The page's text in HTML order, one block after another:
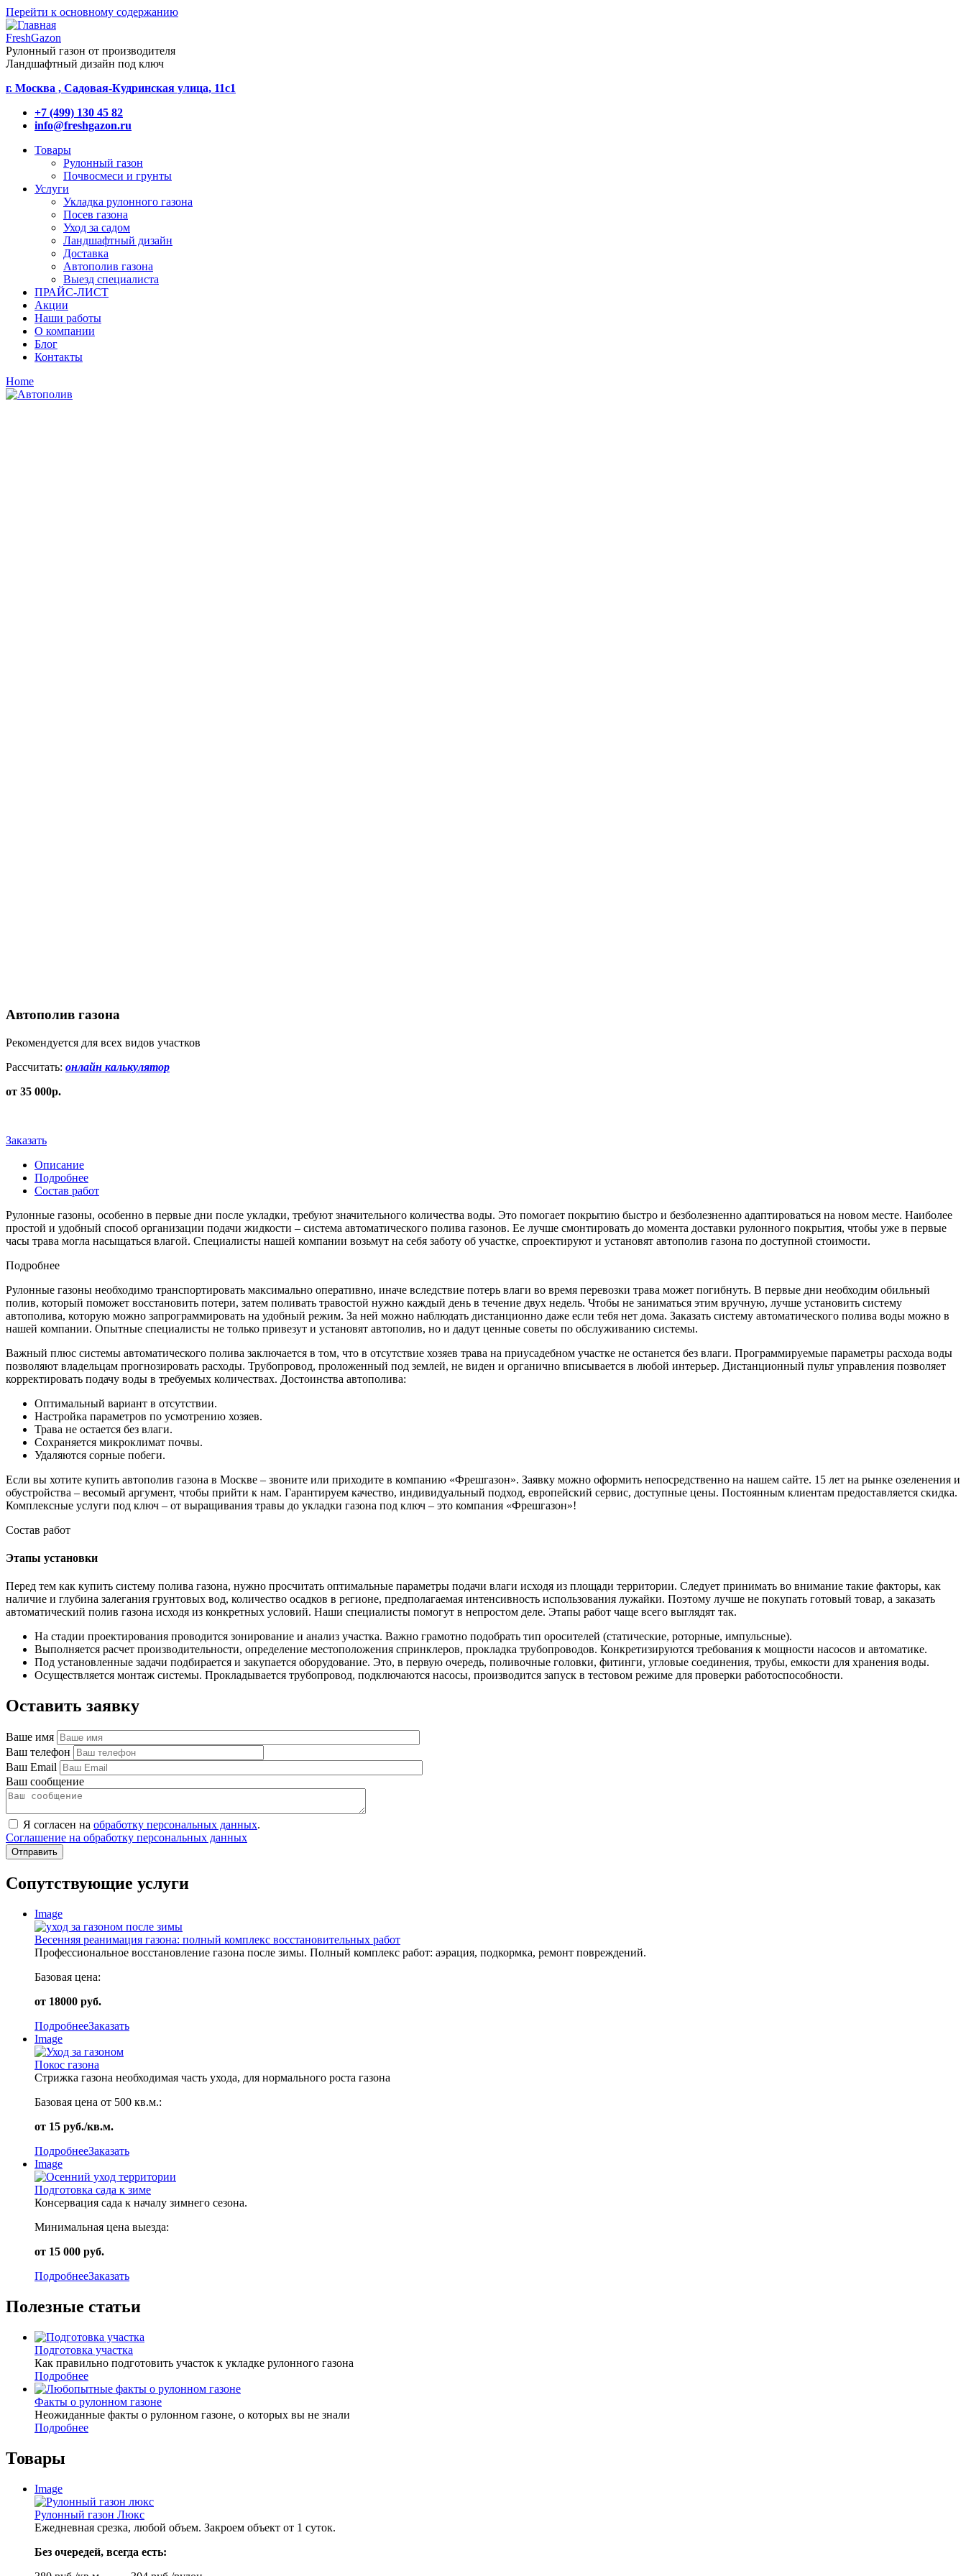
Перейти к основному содержанию
FreshGazon
Рулонный газон от производителя
Ландшафтный дизайн под ключ
г. Москва , Садовая-Кудринская улица, 11с1
+7 (499) 130 45 82
info@freshgazon.ru
Товары
Рулонный газон
Почвосмеси и грунты
Услуги
Укладка рулонного газона
Посев газона
Уход за садом
Ландшафтный дизайн
Доставка
Автополив газона
Выезд специалиста
ПРАЙС-ЛИСТ
Акции
Наши работы
О компании
Блог
Контакты
Home
Автополив газона
Рекомендуется для всех видов участков
Рассчитать: онлайн калькулятор
от 35 000р.
Заказать
Описание
Подробнее
Состав работ
Рулонные газоны, особенно в первые дни после укладки, требуют значительного количества воды. Это помогает покрытию быстро и безболезненно адаптироваться на новом месте. Наиболее
простой и удобный способ организации подачи жидкости – система автоматического полива газонов. Ее лучше смонтировать до момента доставки рулонного покрытия, чтобы уже в первые
часы трава могла насыщаться влагой. Специалисты нашей компании возьмут на себя заботу об участке, спроектируют и установят автополив газона по доступной стоимости.
Подробнее
Рулонные газоны необходимо транспортировать максимально оперативно, иначе вследствие потерь влаги во время перевозки трава может погибнуть. В первые дни необходим обильный
полив, который поможет восстановить потери, затем поливать травостой нужно каждый день в течение двух недель. Чтобы не заниматься этим вручную, лучше установить систему
автополива, которую можно запрограммировать на удобный режим. За ней можно наблюдать дистанционно даже если тебя нет дома. Заказать систему автоматического полива воды можно в
нашей компании. Опытные специалисты не только привезут и установят автополив, но и дадут ценные советы по обслуживанию системы.
Важный плюс системы автоматического полива заключается в том, что в отсутствие хозяев трава на приусадебном участке не останется без влаги. Программируемые параметры расхода воды
позволяют владельцам прогнозировать расходы. Трубопровод, проложенный под землей, не виден и органично вписывается в любой интерьер. Дистанционный пульт управления позволяет
корректировать подачу воды в требуемых количествах. Достоинства автополива:
Оптимальный вариант в отсутствии.
Настройка параметров по усмотрению хозяев.
Трава не остается без влаги.
Сохраняется микроклимат почвы.
Удаляются сорные побеги.
Если вы хотите купить автополив газона в Москве – звоните или приходите в компанию «Фрешгазон». Заявку можно оформить непосредственно на нашем сайте. 15 лет на рынке озеленения и
обустройства – весомый аргумент, чтобы прийти к нам. Гарантируем качество, индивидуальный подход, европейский сервис, доступные цены. Постоянным клиентам предоставляется скидка.
Комплексные услуги под ключ – от выращивания травы до укладки газона под ключ – это компания «Фрешгазон»!
Состав работ
Этапы установки
Перед тем как купить систему полива газона, нужно просчитать оптимальные параметры подачи влаги исходя из площади территории. Следует принимать во внимание такие факторы, как
наличие и глубина залегания грунтовых вод, количество осадков в регионе, предполагаемая интенсивность использования лужайки. Поэтому лучше не покупать готовый товар, а заказать
автоматический полив газона исходя из конкретных условий. Наши специалисты помогут в непростом деле. Этапы работ чаще всего выглядят так.
На стадии проектирования проводится зонирование и анализ участка. Важно грамотно подобрать тип оросителей (статические, роторные, импульсные).
Выполняется расчет производительности, определение местоположения спринклеров, прокладка трубопроводов. Конкретизируются требования к мощности насосов и автоматике.
Под установленные задачи подбирается и закупается оборудование. Это, в первую очередь, поливочные головки, фитинги, угловые соединения, трубы, емкости для хранения воды.
Осуществляется монтаж системы. Прокладывается трубопровод, подключаются насосы, производится запуск в тестовом режиме для проверки работоспособности.
Оставить заявку
Ваше имя
Ваш телефон
Ваш Email
Ваш сообщение
Я согласен на обработку персональных данных.
Соглашение на обработку персональных данных
Сопутствующие услуги
Image
Весенняя реанимация газона: полный комплекс восстановительных работ
Профессиональное восстановление газона после зимы. Полный комплекс работ: аэрация, подкормка, ремонт повреждений.
Базовая цена:
от 18000 руб.
ПодробнееЗаказать
Image
Покос газона
Стрижка газона необходимая часть ухода, для нормального роста газона
Базовая цена от 500 кв.м.:
от 15 руб./кв.м.
ПодробнееЗаказать
Image
Подготовка сада к зиме
Консервация сада к началу зимнего сезона.
Минимальная цена выезда:
от 15 000 руб.
ПодробнееЗаказать
Полезные статьи
Подготовка участка
Как правильно подготовить участок к укладке рулонного газона
Подробнее
Факты о рулонном газоне
Неожиданные факты о рулонном газоне, о которых вы не знали
Подробнее
Товары
Image
Рулонный газон Люкс
Ежедневная срезка, любой объем. Закроем объект от 1 суток.
Без очередей, всегда есть: